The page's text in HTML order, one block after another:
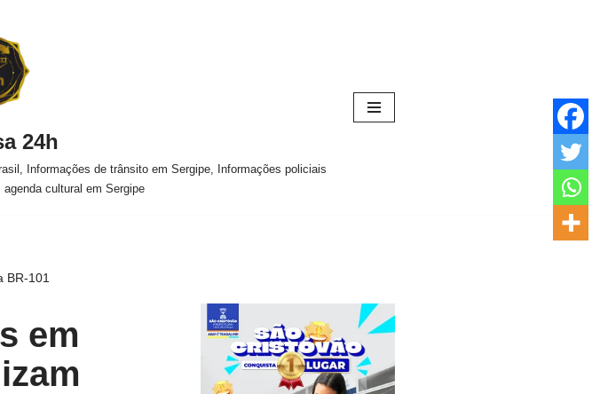
24h
Informações de trânsito em Sergipe, Informações policiais
cultural em Sergipe
BR-101
em